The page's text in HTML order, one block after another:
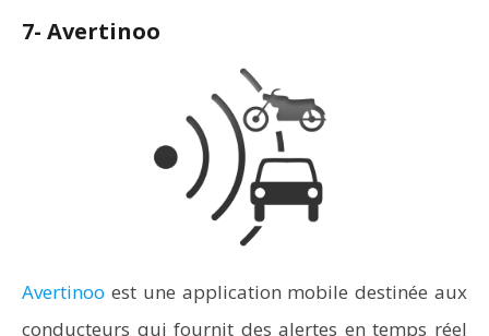
7- Avertinoo
Avertinoo est une application mobile destinée aux
conducteurs qui fournit des alertes en temps réel